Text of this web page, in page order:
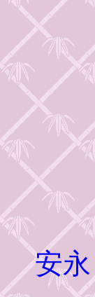
安